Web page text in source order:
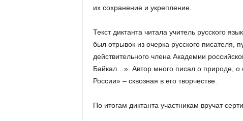
их сохранение и укрепление.
Текст диктанта читала учитель русского
был отрывок из очерка русского писателя,
действительного члена Академии
Байкал…». Автор много писал о природе,
России» – сквозная в его творчестве.
По итогам диктанта участникам вручат